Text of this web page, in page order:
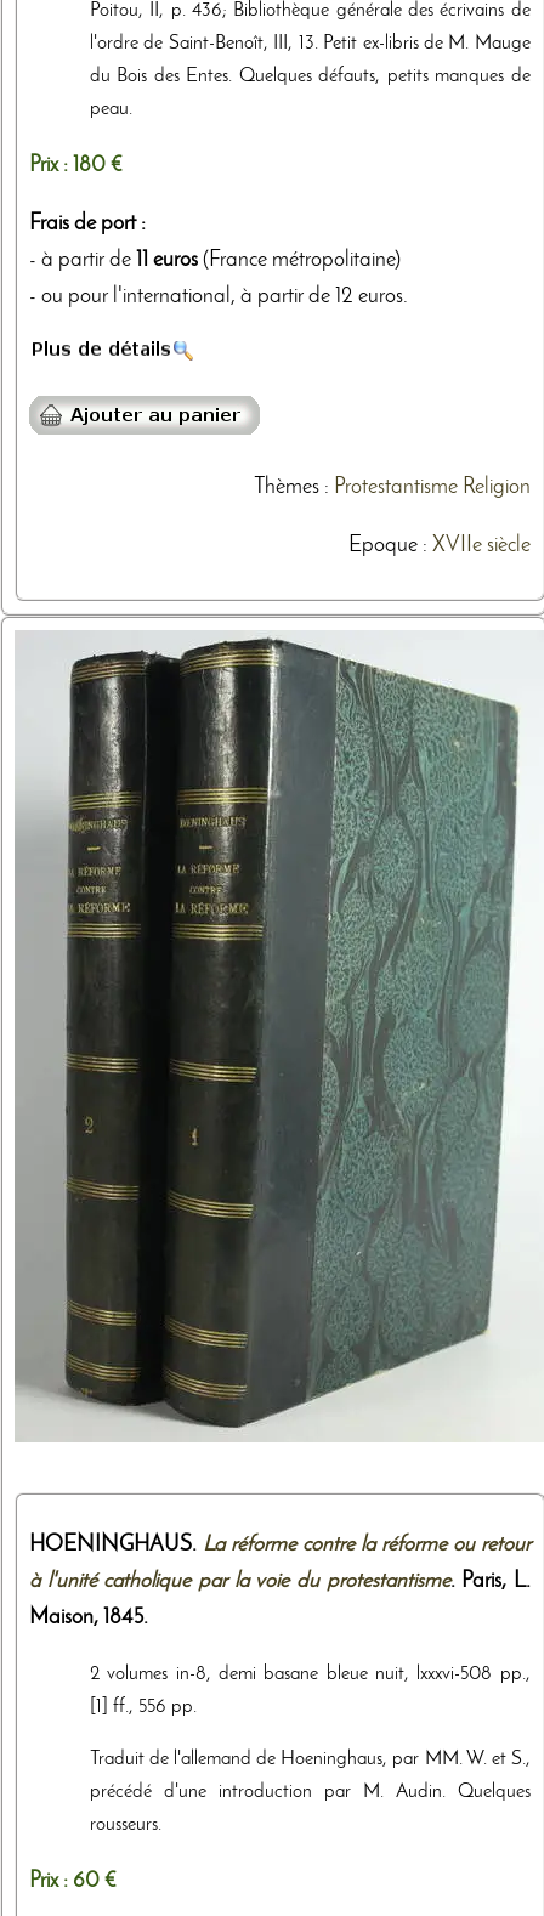
Poitou, II, p. 436; Bibliothèque générale des écrivains de
l'ordre de Saint-Benoît, III, 13. Petit ex-libris de M. Mauge
du Bois des Entes. Quelques défauts, petits manques de
peau.
Prix : 180 €
Frais de port :
- à partir de
11 euros (France métropolitaine)
- ou pour l'international, à partir de 12 euros.
Thèmes: Protestantisme Religion
Epoque : XVIIe siècle
HOENINGHAUS. La réforme contre la réforme ou retour
à l'unité catholique par la voie du protestantisme. Paris, L.
Maison, 1845.
2 volumes in-8, demi basane bleue nuit, lxxxvi-508 pp.,
[1] ff., 556 pp.
Traduit de l'allemand de Hoeninghaus, par MM. W. et S.,
précédé d'une introduction par M. Audin. Quelques
rousseurs.
Prix : 60 €